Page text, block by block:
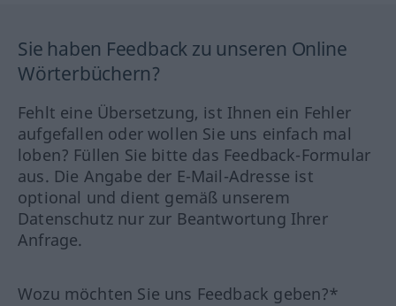
Sie haben Feedback zu unseren Online
Wörterbüchern?
Fehlt eine Übersetzung, ist Ihnen ein Fehler
aufgefallen oder wollen Sie uns einfach mal
loben? Füllen Sie bitte das Feedback-Formular
aus. Die Angabe der E-Mail-Adresse ist
optional und dient gemäß unserem
Datenschutz nur zur Beantwortung Ihrer
Anfrage.
Wozu möchten Sie uns Feedback geben?*